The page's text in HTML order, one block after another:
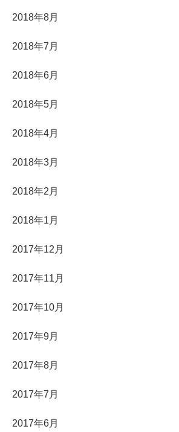
2018年8月
2018年7月
2018年6月
2018年5月
2018年4月
2018年3月
2018年2月
2018年1月
2017年12月
2017年11月
2017年10月
2017年9月
2017年8月
2017年7月
2017年6月